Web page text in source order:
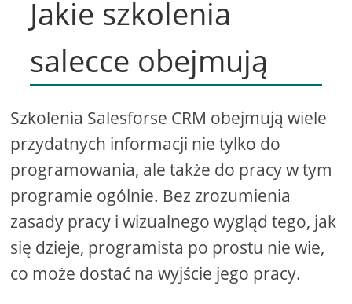
Jakie szkolenia
salecce obejmują
Szkolenia Salesforse CRM obejmują wiele
przydatnych informacji nie tylko do
programowania, ale także do pracy w tym
programie ogólnie. Bez zrozumienia
zasady pracy i wizualnego wygląd tego, jak
się dzieje, programista po prostu nie wie,
co może dostać na wyjście jego pracy.